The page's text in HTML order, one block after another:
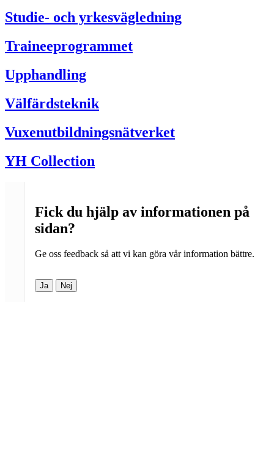
Studie- och yrkesvägledning
Traineeprogrammet
Upphandling
Välfärdsteknik
Vuxenutbildningsnätverket
YH Collection
Fick du hjälp av informationen på
sidan?
Ge oss feedback så att vi kan göra vår information bättre.
Ja Nej